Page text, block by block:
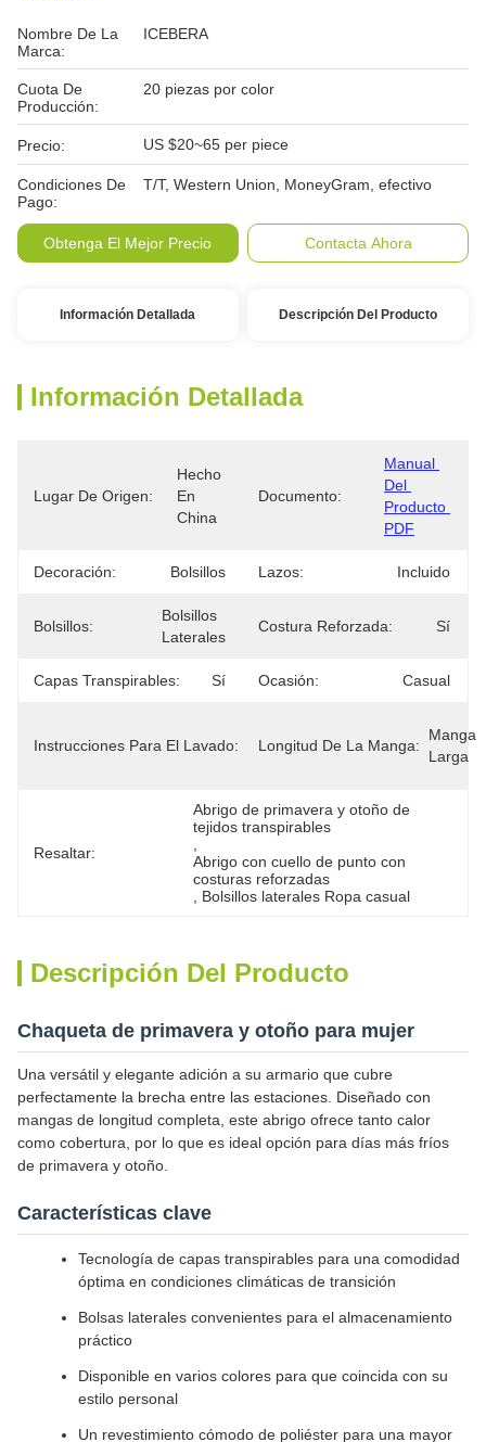
Nombre De La
Marca:
ICEBERA
Cuota De
Producción:
20 piezas por color
Precio: US $20~65 per piece
Condiciones De
Pago:
T/T, Western Union, MoneyGram, efectivo
Obtenga El Mejor Precio Contacta Ahora
Información Detallada Descripción Del Producto
Información Detallada
Lugar De Origen:
Hecho
En
China
Documento:
Manual
Del
Producto
PDF
Decoración: Bolsillos Lazos: Incluido
Bolsillos:
Bolsillos
Laterales
Costura Reforzada: Sí
Capas Transpirables: Sí Ocasión: Casual
Instrucciones Para El Lavado:
Manos/lavado
Longitud De La Manga:
Manga
Larga
Resaltar:
Abrigo de primavera y otoño de
tejidos transpirables
Abrigo con cuello de punto con
costuras reforzadas
Bolsillos laterales Ropa casual
Descripción Del Producto
Chaqueta de primavera y otoño para mujer
Una versátil y elegante adición a su armario que cubre
perfectamente la brecha entre las estaciones. Diseñado con
mangas de longitud completa, este abrigo ofrece tanto calor
como cobertura, por lo que es ideal opción para días más fríos
de primavera y otoño.
Características clave
Tecnología de capas transpirables para una comodidad
óptima en condiciones climáticas de transición
Bolsas laterales convenientes para el almacenamiento
práctico
Disponible en varios colores para que coincida con su
estilo personal
Un revestimiento cómodo de poliéster para una mayor